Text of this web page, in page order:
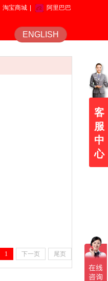
ENGLISH
淘宝商城 阿里巴巴
1 下一页 尾页
客
服
中
心